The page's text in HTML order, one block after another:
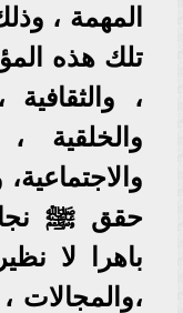
المهمة ،
تلك هذه
،
والخلقية ،
والاجتماعية،
حقق ﷺ
باهرا لا